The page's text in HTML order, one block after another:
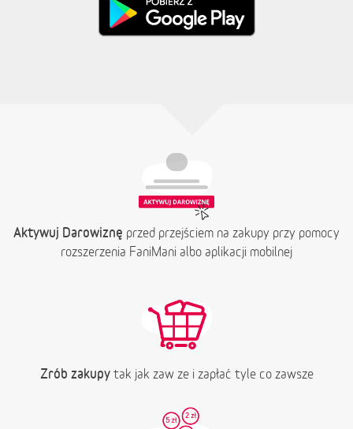
Aktywuj Darowiznę przed przejściem na zakupy przy pomocy
rozszerzenia FaniMani albo aplikacji mobilnej
Zrób zakupytak jak zaw ze i zapłać tyle co zawsze